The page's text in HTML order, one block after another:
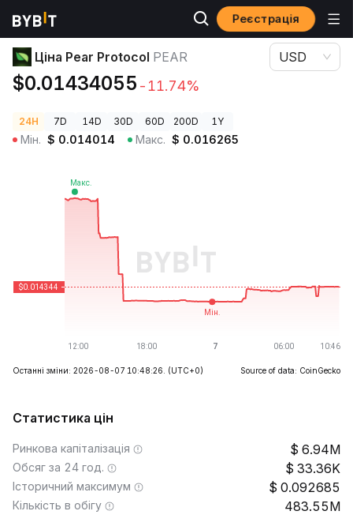
Реєстрація
Ціни криптовалют Ціна Pear Protocol PEAR
Ціна Pear Protocol PEAR
$0.01434055 -11.74%
USD
24H 7D 14D 30D 60D 200D 1Y
Мін. $ 0.014014 Макс. $ 0.016265
Останні зміни: 2026-08-07 10:48:26. (UTC+0) Source of data: CoinGecko
Статистика цін
Ринкова капіталізація 6.94M
Обсяг за 24 год. 33.36K
Історичний максимум 0.092685
Кількість в обігу 483.55M